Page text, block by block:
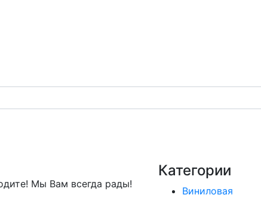
Мы Вам всегда рады!
Категории
Виниловая